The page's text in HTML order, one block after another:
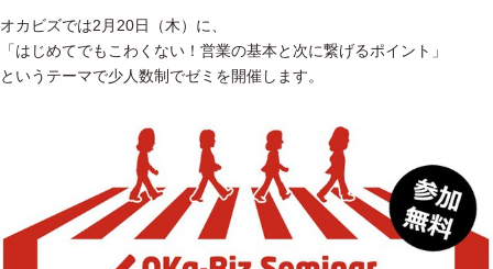
オカビズでは2月20日（木）に、
「はじめてでもこわくない！営業の基本と次に繋げるポイント」
というテーマで少人数制でゼミを開催します。